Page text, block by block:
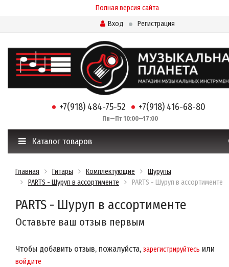
Полная версия сайта
Вход
Регистрация
+7(918) 484-75-52 +7(918) 416-68-80
Пн—Пт 10:00—17:00
Каталог товаров
Главная Гитары Комплектующие
Шурупы
PARTS - Шуруп в ассортименте
PARTS - Шуруп в ассортименте
PARTS - Шуруп в ассортименте
Оставьте ваш отзыв первым
Чтобы добавить отзыв, пожалуйста, зарегистрируйтесь или
войдите